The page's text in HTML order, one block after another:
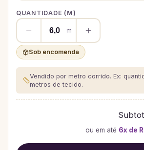
QUANTIDADE ( M)
m
Sob encomenda
Vendido por metro corrido. Ex:
metros de tecido.
ou em até 6x de